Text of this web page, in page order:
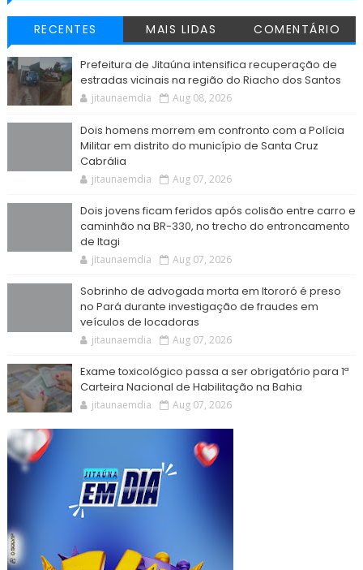
RECENTES MAIS LIDAS COMENTÁRIO
Prefeitura de Jitaúna intensifica recuperação de
estradas vicinais na região do Riacho dos Santos
jitaunaemdia Aug 08, 2026
Dois homens morrem em confronto com a Polícia
Militar em distrito do município de Santa Cruz
Cabrália
jitaunaemdia Aug 07, 2026
Dois jovens ficam feridos após colisão entre carro e
caminhão na BR-330, no trecho do entroncamento
de Itagi
jitaunaemdia Aug 07, 2026
Sobrinho de advogada morta em Itororó é preso
no Pará durante investigação de fraudes em
veículos de locadoras
jitaunaemdia Aug 07, 2026
Exame toxicológico passa a ser obrigatório para 1ª
Carteira Nacional de Habilitação na Bahia
jitaunaemdia Aug 07, 2026